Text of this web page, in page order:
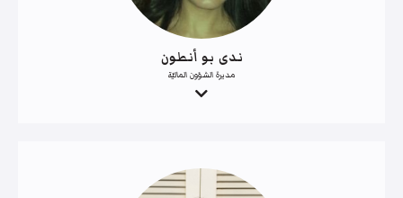
ندى بو أنطون
مديرة الشؤون الماليّة